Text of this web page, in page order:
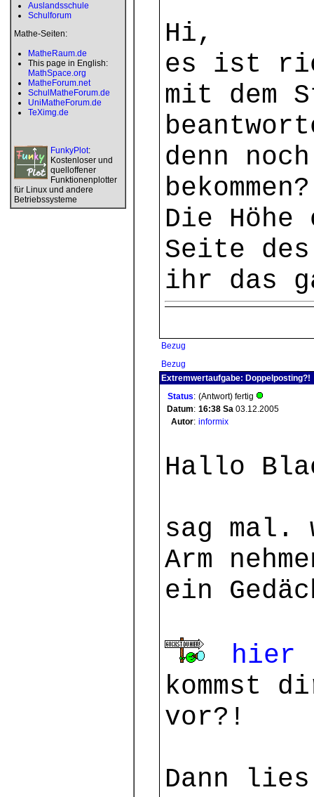
Auslandsschule
Schulforum
Mathe-Seiten:
MatheRaum.de
This page in English:
MathSpace.org
MatheForum.net
SchulMatheForum.de
UniMatheForum.de
TeXimg.de
FunkyPlot:
Kostenloser und
quelloffener
Funktionenplotter
für Linux und andere
Betriebssysteme
Hi,
es ist
mit dem
denn
Die
Seite
ihr das
Bezug
Bezug
Extremwertaufgabe: Doppelposting?!
Status: (Antwort) fertig
Datum: 16:38 Sa 03.12.2005
Autor: informix
Hallo
sag
Arm
ein
hier
kommst
vor?!
Dann